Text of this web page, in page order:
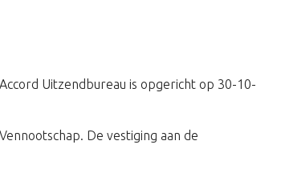
Uitzendbureau is opgericht op 30-10-
De vestiging aan de